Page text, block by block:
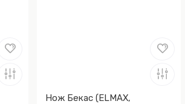
Нож Бекас (ELMAX,